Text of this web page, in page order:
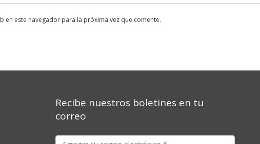
en este navegador para la próxima vez que comente.
Recibe nuestros boletines en tu
correo